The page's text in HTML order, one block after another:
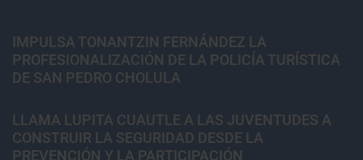
IMPULSA TONANTZIN FERNÁNDEZ LA
PROFESIONALIZACIÓN DE LA POLICÍA TURÍSTICA
DE SAN PEDRO CHOLULA
LLAMA LUPITA CUAUTLE A LAS JUVENTUDES A
CONSTRUIR LA SEGURIDAD DESDE LA
PREVENCIÓN Y LA PARTICIPACIÓN